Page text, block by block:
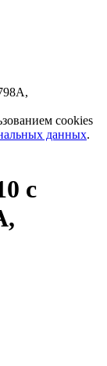
cookies
данных.
с